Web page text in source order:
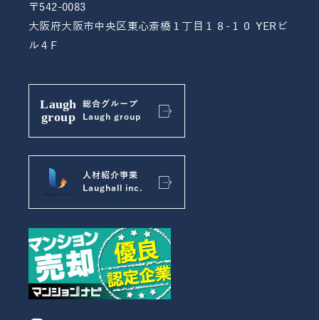
〒542-0083
大阪府大阪市中央区東心斎橋１丁目１８-１０ YERビ
ル４F
人材紹介事業
Laughall inc.
総合グループ
Laugh group